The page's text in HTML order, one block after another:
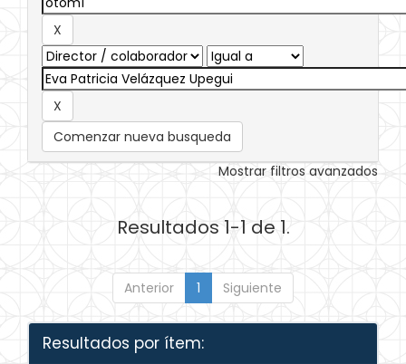
Comenzar nueva busqueda
Mostrar filtros avanzados
Resultados 1-1 de 1.
Anterior 1 Siguiente
Resultados por ítem: